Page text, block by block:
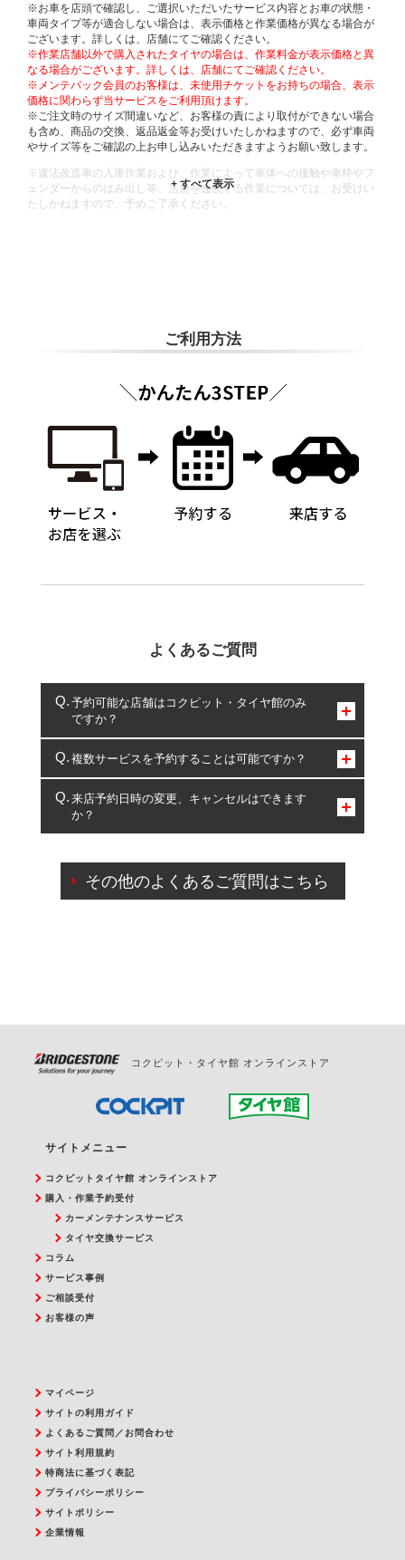
※お車を店頭で確認し、ご選択いただいたサービス内容とお車の状態・
車両タイプ等が適合しない場合は、表示価格と作業価格が異なる場合が
ございます。詳しくは、店舗にてご確認ください。
※作業店舗以外で購入されたタイヤの場合は、作業料金が表示価格と異
なる場合がございます。詳しくは、店舗にてご確認ください。
※メンテパック会員のお客様は、未使用チケットをお持ちの場合、表示
価格に関わらず当サービスをご利用頂けます。
※ご注文時のサイズ間違いなど、お客様の責により取付ができない場合
も含め、商品の交換、返品返金等お受けいたしかねますので、必ず車両
やサイズ等をご確認の上お申し込みいただきますようお願い致します。
※違法改造車の入庫作業および、作業によって車体への接触や車枠やフ
ェンダーからのはみ出し等、法規を逸脱する作業については、お受けい
たしかねますので、予めご了承ください。
ご利用方法
よくあるご質問
予約可能な店舗はコクピット・タイヤ館のみ
ですか？
コクピット・タイヤ館のみとなります。
複数サービスを予約することは可能ですか？
複数サービスのご予約は可能です。
一部の商品・サービスの組み合わせに限り、同時にご予約が
出来ないものもございます。
来店予約日時の変更、キャンセルはできます
か？
ご来店予約日の3営業日前を過ぎている場合のご予約
の日時変更につきましては、直接ご予約の店舗まで
その他のよくあるご質問はこちら
コクピット・タイヤ館 オンラインストア
サイトメニュー
コクピットタイヤ館 オンラインストア
購入・作業予約受付
カーメンテナンスサービス
タイヤ交換サービス
コラム
サービス事例
ご相談受付
お客様の声
マイページ
サイトの利用ガイド
よくあるご質問／お問合わせ
サイト利用規約
特商法に基づく表記
プライバシーポリシー
サイトポリシー
企業情報